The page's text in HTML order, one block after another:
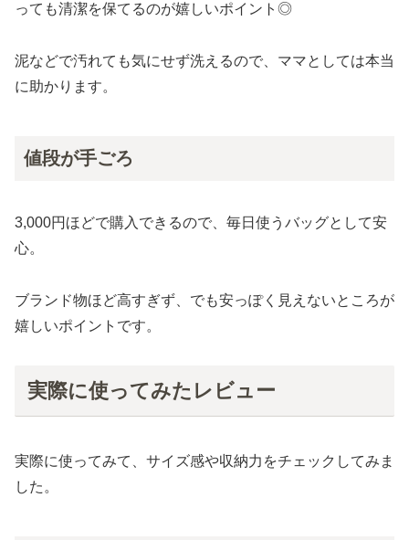
っても清潔を保てるのが嬉しいポイント◎
泥などで汚れても気にせず洗えるので、ママとしては本当
に助かります。
値段が手ごろ
3,000円ほどで購入できるので、毎日使うバッグとして安
心。
ブランド物ほど高すぎず、でも安っぽく見えないところが
嬉しいポイントです。
実際に使ってみたレビュー
実際に使ってみて、サイズ感や収納力をチェックしてみま
した。